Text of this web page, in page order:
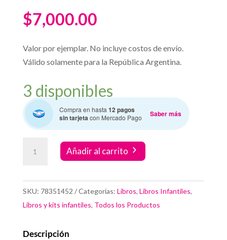
$7,000.00
Valor por ejemplar. No incluye costos de envío.
Válido solamente para la República Argentina.
3 disponibles
Compra en hasta12 pagos
sin tarjetacon Mercado Pago Saber más
Leo
Añadir al carrito
SKU: 78351452 Categorías: Libros, Libros Infantiles,
Libros y kits infantiles, Todos los Productos
Descripción